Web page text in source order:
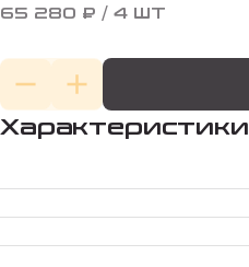
65 280 ₽ / 4 ШТ
Характеристики